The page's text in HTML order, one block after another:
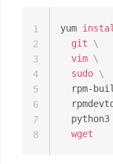
yum
git
\
vim \
sudo \
rpm-
  python3
wget
1
2
3
4
5
6
7
8